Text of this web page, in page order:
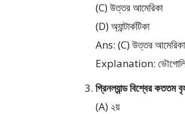
(C) উত্তর আমেরিকা
(D) অ্যান্টার্কটিকা
Ans: (C) উত্তর আমেরিকা
Explanation:
গ্রিনল্যান্ড বিশ্বের কততম
(A) ২য়